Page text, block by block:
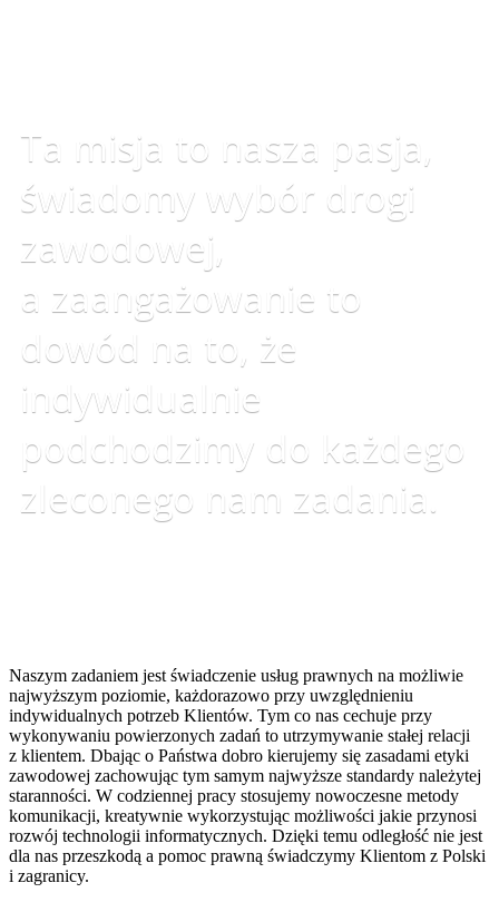
Ta misja to nasza pasja,
świadomy wybór drogi
zawodowej,
a zaangażowanie to
dowód na to, że
indywidualnie
podchodzimy do każdego
zleconego nam zadania.
Naszym zadaniem jest świadczenie usług prawnych na możliwie
najwyższym poziomie, każdorazowo przy uwzględnieniu
indywidualnych potrzeb Klientów. Tym co nas cechuje przy
wykonywaniu powierzonych zadań to utrzymywanie stałej relacji
z klientem. Dbając o Państwa dobro kierujemy się zasadami etyki
zawodowej zachowując tym samym najwyższe standardy należytej
staranności. W codziennej pracy stosujemy nowoczesne metody
komunikacji, kreatywnie wykorzystując możliwości jakie przynosi
rozwój technologii informatycznych. Dzięki temu odległość nie jest
dla nas przeszkodą a pomoc prawną świadczymy Klientom z Polski
i zagranicy.